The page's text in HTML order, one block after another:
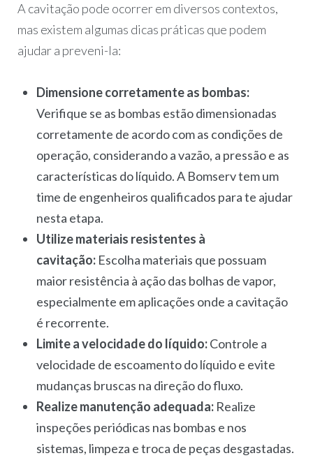
A cavitação pode ocorrer em diversos contextos,
mas existem algumas dicas práticas que podem
ajudar a preveni-la:
Dimensione corretamente as bombas:
Verifique se as bombas estão dimensionadas
corretamente de acordo com as condições de
operação, considerando a vazão, a pressão e as
características do líquido. A Bomserv tem um
time de engenheiros qualificados para te ajudar
nesta etapa.
Utilize materiais resistentes à
cavitação: Escolha materiais que possuam
maior resistência à ação das bolhas de vapor,
especialmente em aplicações onde a cavitação
é recorrente.
Limite a velocidade do líquido:Controle a
velocidade de escoamento do líquido e evite
mudanças bruscas na direção do fluxo.
Realize manutenção adequada: Realize
inspeções periódicas nas bombas e nos
sistemas, limpeza e troca de peças desgastadas.